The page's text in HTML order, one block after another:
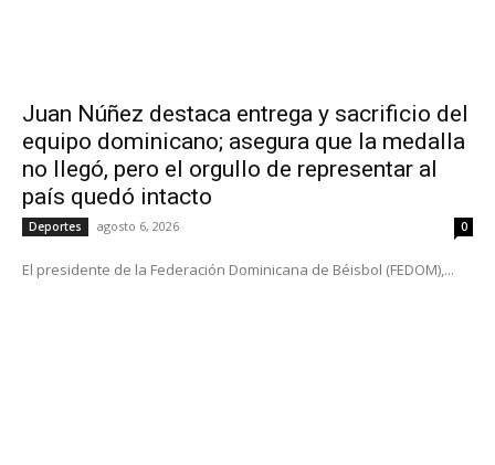
Juan Núñez destaca entrega y sacrificio del
equipo dominicano; asegura que la medalla
no llegó, pero el orgullo de representar al
país quedó intacto
Deportes agosto 6, 2026 0
El presidente de la Federación Dominicana de Béisbol (FEDOM),...